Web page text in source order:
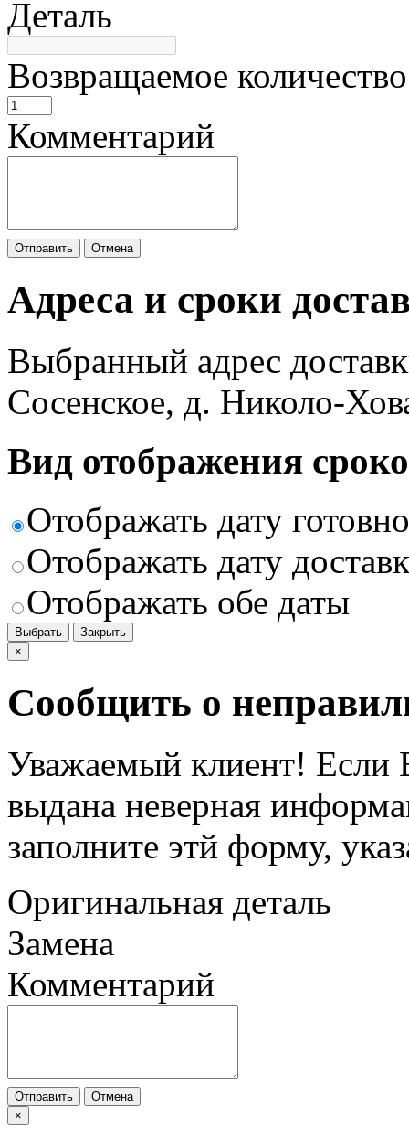
Деталь
Возвращаемое количество
Комментарий
Отправить Отмена
Адреса и сроки
Выбранный адрес
Сосенское, д. Николо-
Вид отображения
Отображать дату
Отображать дату
Отображать обе даты
Выбрать
Закрыть
×
Сообщить о
Уважаемый клиент! Если
выдана неверная
заполните этй форму,
Оригинальная деталь
Замена
Комментарий
Отправить
Отмена
×